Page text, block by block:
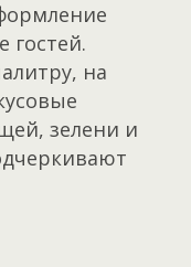
гостей.
на
зелени и